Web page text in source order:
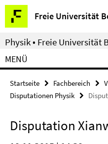
Springe
direkt
zu
Inhalt
Freie Universität
Service-
Navigation
Physik • Freie Universität
MENÜ
Startseite Fachbereich
Disputationen Physik
Disputation